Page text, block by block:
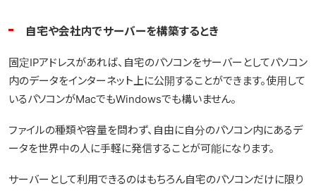
自宅や会社内でサーバーを構築するとき
固定IPアドレスがあれば、自宅のパソコンをサーバーとしてパソコン
内のデータをインターネット上に公開することができます。使用して
いるパソコンがMacでもWindowsでも構いません。
ファイルの種類や容量を問わず、自由に自分のパソコン内にあるデ
ータを世界中の人に手軽に発信することが可能になります。
サーバーとして利用できるのはもちろん自宅のパソコンだけに限り